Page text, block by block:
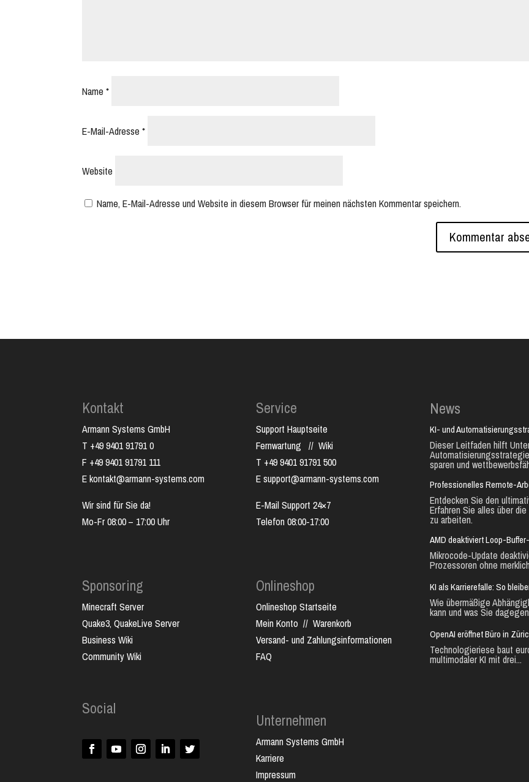
Name*
E-Mail-Adresse*
Website
Name, E-Mail-Adresse und Website in diesem Browser für meinen nächsten Kommentar speichern.
Kontakt
Armann Systems GmbH
T +49 9401 91791 0
F +49 9401 91791 111
E kontakt@armann-systems.com
Wir sind für Sie da!
Mo-Fr 08:00 – 17:00 Uhr
Sponsoring
Minecraft Server
Quake3, QuakeLive Server
Business Wiki
Community Wiki
Social
Service
Support Hauptseite
Fernwartung // Wiki
T +49 9401 91791 500
E support@armann-systems.com
E-Mail Support 24×7
Telefon 08:00-17:00
Onlineshop
Onlineshop Startseite
Mein Konto // Warenkorb
Versand- und Zahlungsinformationen
FAQ
Unternehmen
Armann Systems GmbH
Karriere
Impressum
News
KI- und
Dieser Leitfaden hilft
sparen und
Professionelles Remote-
Entdecken Sie den
Erfahren Sie alles über
zu arbeiten.
AMD deaktiviert Loop-
Mikrocode-Update
Prozessoren ohne
KI als Karrierefalle: So
Wie übermäßige
kann und was Sie
OpenAI eröffnet Büro in
Technologieriese baut
multimodaler KI mit drei...